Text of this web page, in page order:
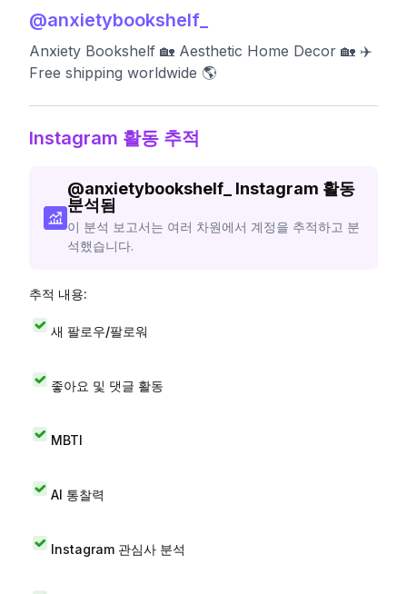
@anxietybookshelf_
Anxiety Bookshelf 🏡 Aesthetic Home Decor 🏡 ✈️
Free shipping worldwide 🌎
Instagram 활동 추적
@anxietybookshelf_
Instagram 활동
분석됨
이 분석 보고서는 여러 차원에서 계정을 추적하고 분
석했습니다.
추적 내용:
새 팔로우/팔로워
좋아요 및 댓글 활동
MBTI
AI 통찰력
Instagram 관심사 분석